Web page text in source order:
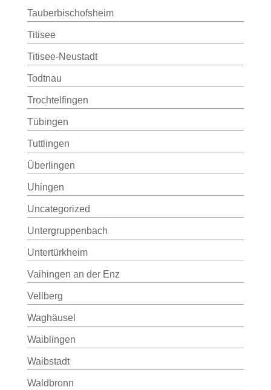
Tauberbischofsheim
Titisee
Titisee-Neustadt
Todtnau
Trochtelfingen
Tübingen
Tuttlingen
Überlingen
Uhingen
Uncategorized
Untergruppenbach
Untertürkheim
Vaihingen an der Enz
Vellberg
Waghäusel
Waiblingen
Waibstadt
Waldbronn